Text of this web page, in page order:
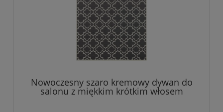
Nowoczesny szaro kremowy dywan do
salonu z miękkim krótkim włosem
Tapeso 180x260cm